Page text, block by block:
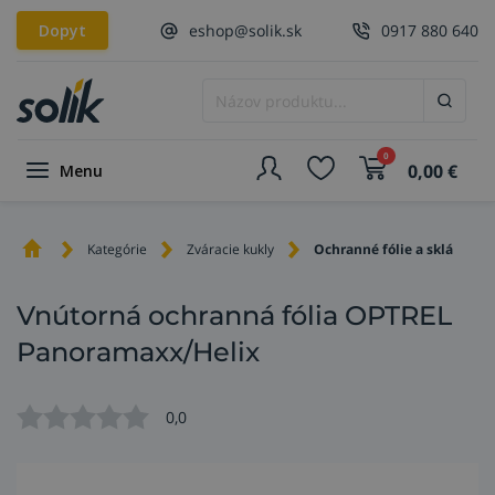
Dopyt eshop@solik.sk 0917 880 640
Menu
0
0,00€
Kategórie Zváracie kukly Ochranné fólie a sklá
Vnútorná ochranná fólia OPTREL
Panoramaxx/Helix
0,0